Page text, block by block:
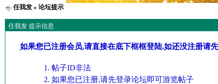
任我发» 论坛提示
任我发 提示信息
如果您已注册会员,请直接在底下框框登陆,如还没注册请
帖子ID非法
如果您已注册,请先登录论坛即可游览帖子